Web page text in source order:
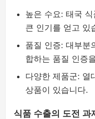
높은 수요: 태국
큰 인기를 얻고 있
품질 인증: 대부분
합하는 품질 인증
다양한 제품군: 열
상품이 있습니다.
식품 수출의 도전 과